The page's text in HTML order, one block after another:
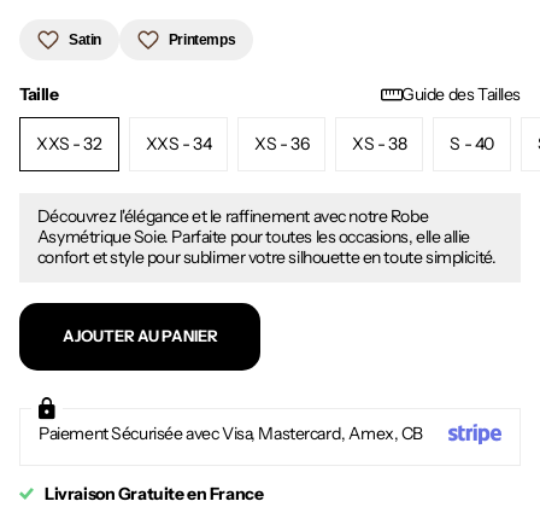
Satin Printemps
Taille Guide des Tailles
XXS - 32 XXS - 34 XS - 36 XS - 38 S - 40
Découvrez l'élégance et le raffinement avec notre Robe
Asymétrique Soie. Parfaite pour toutes les occasions, elle allie
confort et style pour sublimer votre silhouette en toute simplicité.
AJOUTER AU PANIER
Paiement Sécurisée avec Visa, Mastercard, Amex, CB
Livraison Gratuite en France